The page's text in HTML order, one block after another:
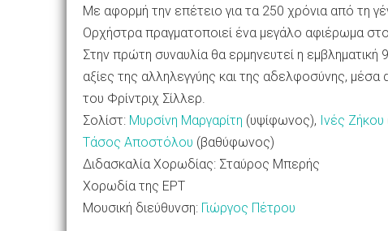
Με αφορμή την επέτειο για τα 250 χρόνια από τη
Ορχήστρα πραγματοποιεί ένα μεγάλο αφιέρωμα
Στην πρώτη συναυλία θα ερμηνευτεί η
αξίες της αλληλεγγύης και της αδελφοσύνης,
του Φρίντριχ Σίλλερ.
Σολίστ: Μυρσίνη Μαργαρίτη (υψίφωνος), Ινές Ζήκου
Τάσος Αποστόλου (βαθύφωνος)
Διδασκαλία Χορωδίας: Σταύρος Μπερής
Χορωδία της ΕΡΤ
Μουσική διεύθυνση: Γιώργος Πέτρου